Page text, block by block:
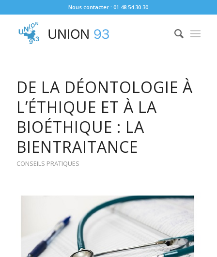
Nous contacter : 01 48 54 30 30
DE LA DÉONTOLOGIE À
L’ÉTHIQUE ET À LA
BIOÉTHIQUE : LA
BIENTRAITANCE
CONSEILS PRATIQUES